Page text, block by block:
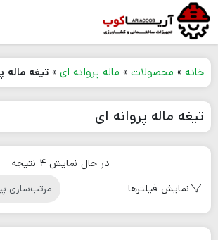
خانه » محصولات » ماله پروانه ای » تیغه ماله
تیغه ماله پروانه ای
در حال نمایش 4 نتیجه
نمایش فیلترها